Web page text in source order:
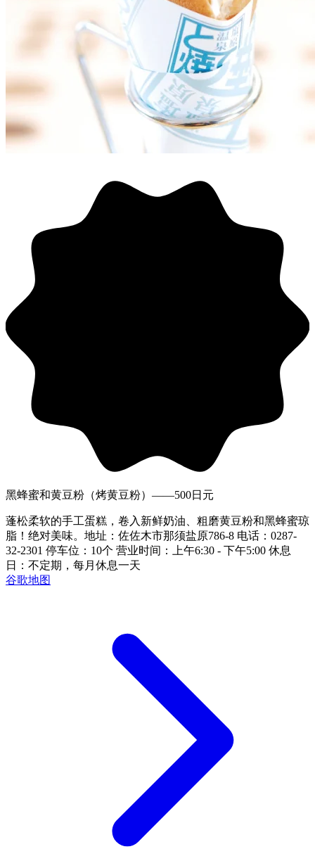
黑蜂蜜和黄豆粉（烤黄豆粉）——500日元
蓬松柔软的手工蛋糕，卷入新鲜奶油、粗磨黄豆粉和黑蜂蜜琼
脂！绝对美味。地址：佐佐木市那须盐原786-8 电话：0287-
32-2301 停车位：10个 营业时间：上午6:30 - 下午5:00 休息
日：不定期，每月休息一天
谷歌地图